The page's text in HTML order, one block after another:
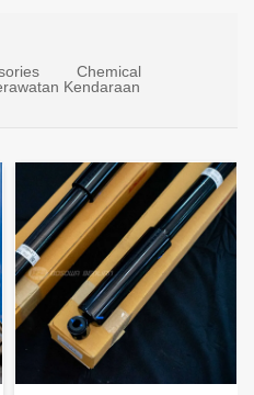
Chemical
Kendaraan